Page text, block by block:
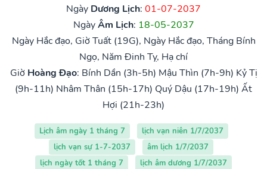
Ngày Dương Lịch: 01-07-2037
NgàyÂm Lịch: 18-05-2037
Ngày Hắc đạo, Giờ Tuất (19G), Ngày Hắc đạo, Tháng Bính
Ngọ, Năm Đinh Tỵ, Hạ chí
Giờ Hoàng Đạo: Bính Dần (3h-5h) Mậu Thìn (7h-9h) Kỷ Tị
(9h-11h) Nhâm Thân (15h-17h) Quý Dậu (17h-19h) Ất
Hợi (21h-23h)
Lịch âm ngày 1 tháng 7
lịch vạn niên 1/7/2037
lịch vạn sự 1-7-2037
âm lịch 1/7/2037
lịch ngày tốt 1 tháng 7
lịch âm dương 1/7/2037